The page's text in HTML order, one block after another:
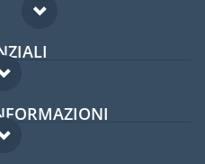
expat
expat
frequenti